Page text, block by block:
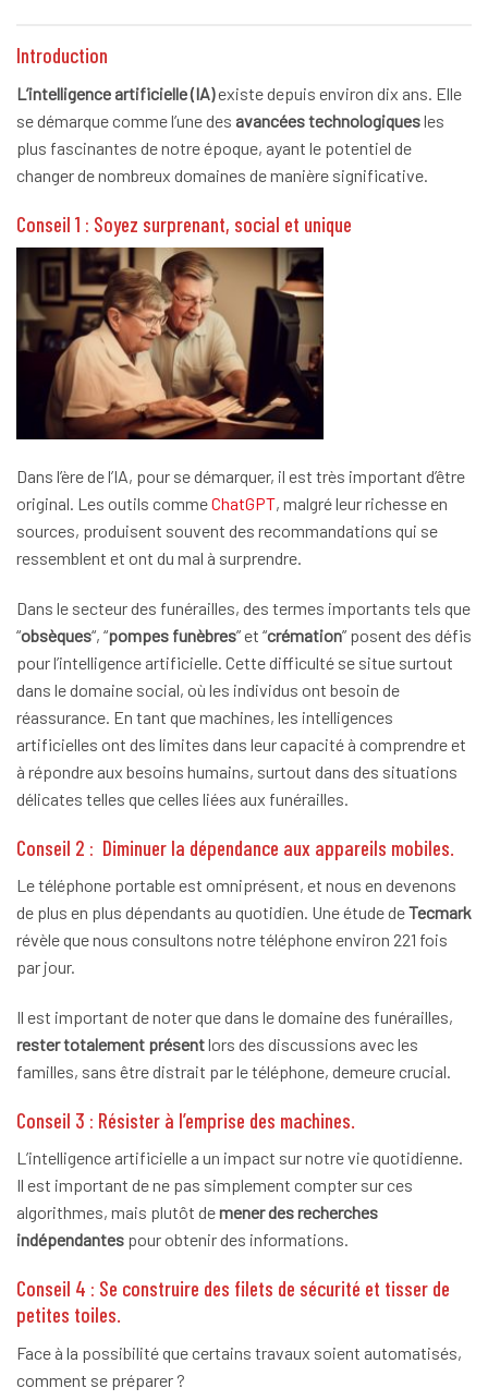
Introduction
L’intelligence artificielle (IA)existe depuis environ dix ans. Elle
se démarque comme l’une des avancées technologiquesles
plus fascinantes de notre époque, ayant le potentiel de
changer de nombreux domaines de manière significative.
Conseil 1 : Soyez surprenant, social et unique
Dans l’ère de l’IA, pour se démarquer, il est très important d’être
original. Les outils commeChatGPT, malgré leur richesse en
sources, produisent souvent des recommandations qui se
ressemblent et ont du mal à surprendre.
Dans le secteur des funérailles, des termes importants tels que
“obsèques“, “pompes funèbres” et “crémation” posent des défis
pour l’intelligence artificielle. Cette difficulté se situe surtout
dans le domaine social, où les individus ont besoin de
réassurance. En tant que machines, les intelligences
artificielles ont des limites dans leur capacité à comprendre et
à répondre aux besoins humains, surtout dans des situations
délicates telles que celles liées aux funérailles.
Conseil 2 : Diminuer la dépendance aux appareils mobiles.
Le téléphone portable est omniprésent, et nous en devenons
de plus en plus dépendants au quotidien. Une étude deTecmark
révèle que nous consultons notre téléphone environ 221 fois
par jour.
Il est important de noter que dans le domaine des funérailles,
rester totalement présentlors des discussions avec les
familles, sans être distrait par le téléphone, demeure crucial.
Conseil 3 : Résister à l’emprise des machines.
L’intelligence artificielle a un impact sur notre vie quotidienne.
Il est important de ne pas simplement compter sur ces
algorithmes, mais plutôt demener des recherches
indépendantes pour obtenir des informations.
Conseil 4 : Se construire des filets de sécurité et tisser de
petites toiles.
Face à la possibilité que certains travaux soient automatisés,
comment se préparer ?